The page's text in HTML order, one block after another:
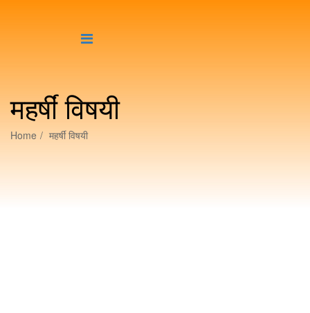
महर्षीं विषयी
Home महर्षीं विषयी